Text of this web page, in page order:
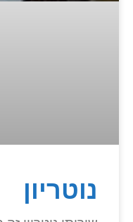
נוטריון